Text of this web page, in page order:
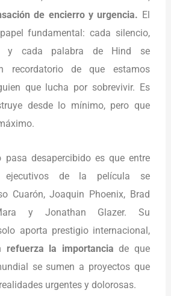
de encierro y urgencia. El
fundamental: cada silencio,
y cada palabra de Hind se
recordatorio de que estamos
que lucha por sobrevivir. Es
desde lo mínimo, pero que
pasa desapercibido es que entre
ejecutivos de la película se
Cuarón, Joaquin Phoenix, Brad
y Jonathan Glazer. Su
aporta prestigio internacional,
refuerza la importancia de que
se sumen a proyectos que
urgentes y dolorosas.